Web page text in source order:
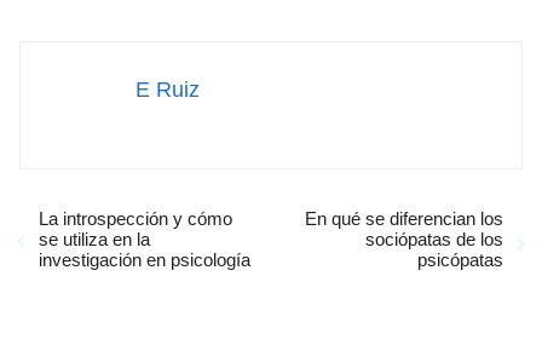
E Ruiz
La introspección y cómo
se utiliza en la
investigación en psicología
En qué se diferencian los
sociópatas de los
psicópatas